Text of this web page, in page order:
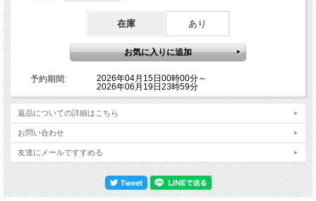
在庫 あり
予約期間:
2026年04月15日00時00分～
2026年06月19日23時59分
返品についての詳細はこちら
お問い合わせ
友達にメールですすめる